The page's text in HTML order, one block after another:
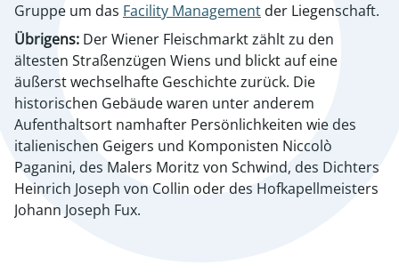
Gruppe um das Facility Management der Liegenschaft.
Übrigens: Der Wiener Fleischmarkt zählt zu den
ältesten Straßenzügen Wiens und blickt auf eine
äußerst wechselhafte Geschichte zurück. Die
historischen Gebäude waren unter anderem
Aufenthaltsort namhafter Persönlichkeiten wie des
italienischen Geigers und Komponisten Niccolò
Paganini, des Malers Moritz von Schwind, des Dichters
Heinrich Joseph von Collin oder des Hofkapellmeisters
Johann Joseph Fux.